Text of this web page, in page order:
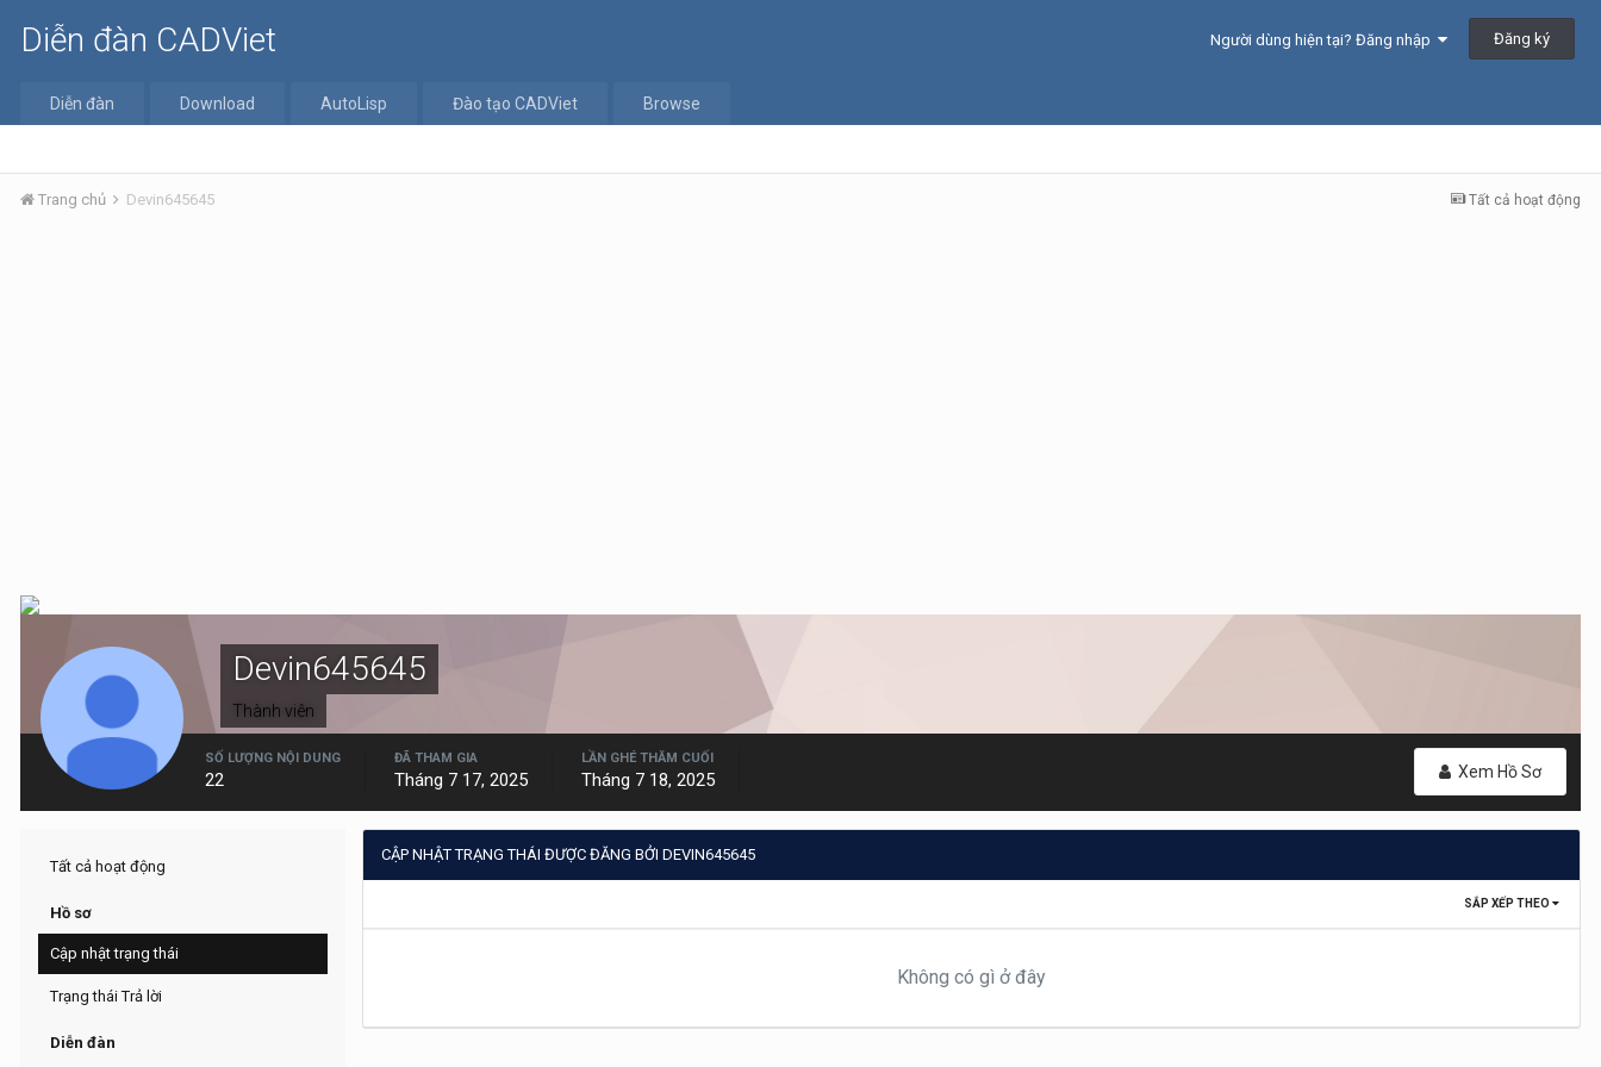
Diễn đàn CADViet Người dùng hiện tại? Đăng nhập Đăng ký
Diễn đàn Download AutoLisp Đào tạo CADViet Browse
Tất cả hoạt động
Trang chủ Devin645645
Devin645645
Thành viên
Xem Hồ Sơ
SỐ LƯỢNG NỘI DUNG
22
ĐÃ THAM GIA
Tháng 7 17, 2025
LẦN GHÉ THĂM CUỐI
Tháng 7 18, 2025
Tất cả hoạt động
Hồ sơ
Cập nhật trạng thái
Trạng thái Trả lời
Diễn đàn
CẬP NHẬT TRẠNG THÁI ĐƯỢC ĐĂNG BỞI DEVIN645645
SẮP XẾP THEO
Không có gì ở đây